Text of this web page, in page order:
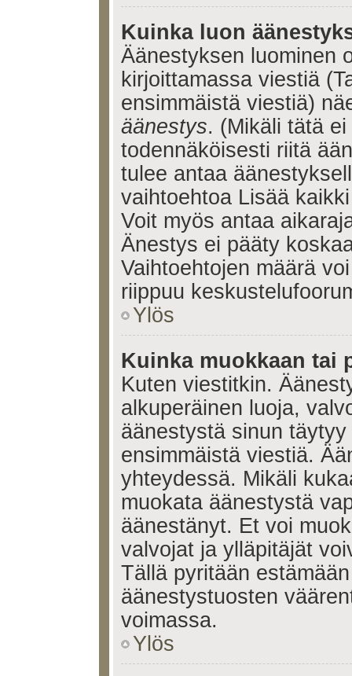
Kuinka luon
Äänestyksen luominen
kirjoittamassa viestiä
ensimmäistä viestiä)
äänestys. (Mikäli tätä
todennäköisesti riitä
tulee antaa
vaihtoehtoa Lisää
Voit myös antaa
Änestys ei pääty
Vaihtoehtojen määrä
riippuu
Ylös
Kuinka muokkaan tai
Kuten viestitkin.
alkuperäinen luoja,
äänestystä sinun
ensimmäistä viestiä.
yhteydessä. Mikäli
muokata äänestystä
äänestänyt. Et voi
valvojat ja ylläpitäjät
Tällä pyritään
äänestystuosten
voimassa.
Ylös